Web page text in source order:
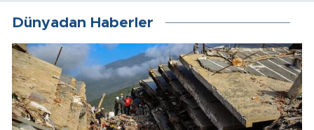
Dünyadan Haberler